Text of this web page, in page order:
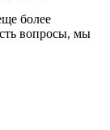
более
вопросы, мы